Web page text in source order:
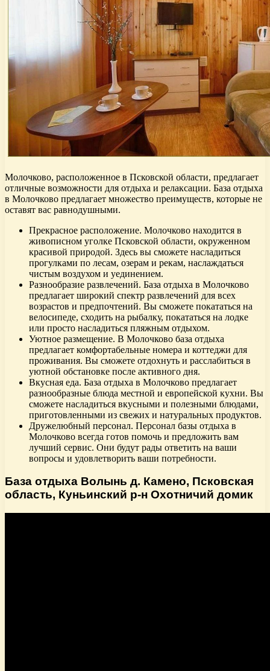
Молочково, расположенное в Псковской области, предлагает
отличные возможности для отдыха и релаксации. База отдыха
в Молочково предлагает множество преимуществ, которые не
оставят вас равнодушными.
Прекрасное расположение. Молочково находится в
живописном уголке Псковской области, окруженном
красивой природой. Здесь вы сможете насладиться
прогулками по лесам, озерам и рекам, наслаждаться
чистым воздухом и уединением.
Разнообразие развлечений. База отдыха в Молочково
предлагает широкий спектр развлечений для всех
возрастов и предпочтений. Вы сможете покататься на
велосипеде, сходить на рыбалку, покататься на лодке
или просто насладиться пляжным отдыхом.
Уютное размещение. В Молочково база отдыха
предлагает комфортабельные номера и коттеджи для
проживания. Вы сможете отдохнуть и расслабиться в
уютной обстановке после активного дня.
Вкусная еда. База отдыха в Молочково предлагает
разнообразные блюда местной и европейской кухни. Вы
сможете насладиться вкусными и полезными блюдами,
приготовленными из свежих и натуральных продуктов.
Дружелюбный персонал. Персонал базы отдыха в
Молочково всегда готов помочь и предложить вам
лучший сервис. Они будут рады ответить на ваши
вопросы и удовлетворить ваши потребности.
База отдыха Волынь д. Камено, Псковская
область, Куньинский р-н Охотничий домик